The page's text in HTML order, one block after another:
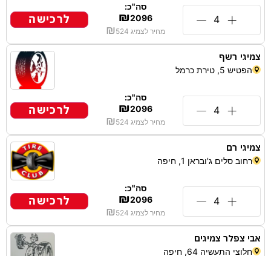
סה"כ:
₪2096
מחיר לצמיג ₪524
לרכישה
צמיגי רשף
הפטיש 5, טירת כרמל
סה"כ:
₪2096
מחיר לצמיג ₪524
לרכישה
צמיגי רם
רחוב סלים ג'ובראן 1, חיפה
סה"כ:
₪2096
מחיר לצמיג ₪524
לרכישה
אבי צפלר צמיגים
חלוצי התעשיה 64, חיפה